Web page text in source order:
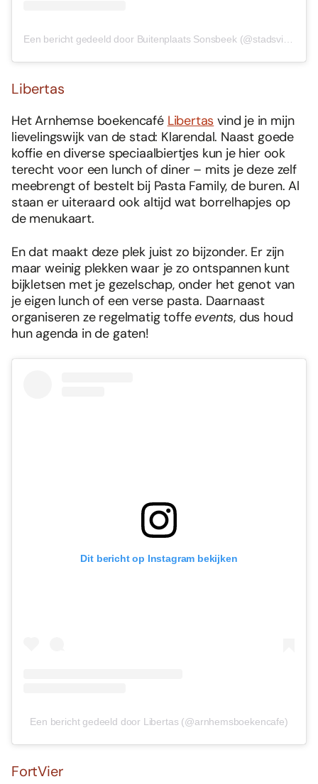
Een bericht gedeeld door Buitenplaats Sonsbeek (@stadsvillasonsbeek)
Libertas
Het Arnhemse boekencafé Libertas vind je in mijn
lievelingswijk van de stad: Klarendal. Naast goede
koffie en diverse speciaalbiertjes kun je hier ook
terecht voor een lunch of diner – mits je deze zelf
meebrengt of bestelt bij Pasta Family, de buren. Al
staan er uiteraard ook altijd wat borrelhapjes op
de menukaart.
En dat maakt deze plek juist zo bijzonder. Er zijn
maar weinig plekken waar je zo ontspannen kunt
bijkletsen met je gezelschap, onder het genot van
je eigen lunch of een verse pasta. Daarnaast
organiseren ze regelmatig toffeevents, dus houd
hun agenda in de gaten!
Dit bericht op Instagram bekijken
Een bericht gedeeld door Libertas (@arnhemsboekencafe)
FortVier